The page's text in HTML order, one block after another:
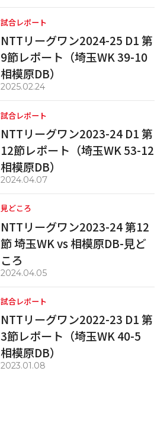
試合レポート
NTTリーグワン2024-25 D1 第
9節レポート（埼玉WK 39-10
相模原DB）
2025.02.24
試合レポート
NTTリーグワン2023-24 D1 第
12節レポート（埼玉WK 53-12
相模原DB）
2024.04.07
見どころ
NTTリーグワン2023-24 第12
節 埼玉WK vs 相模原DB-見ど
ころ
2024.04.05
試合レポート
NTTリーグワン2022-23 D1 第
3節レポート（埼玉WK 40-5
相模原DB）
2023.01.08